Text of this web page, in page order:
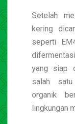
Setelah
kering
seperti
yang siap
salah
organik
lingkungan